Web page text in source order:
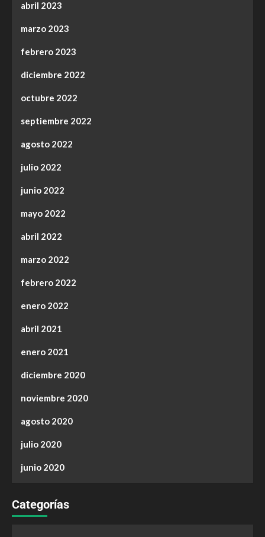
abril 2023
marzo 2023
febrero 2023
diciembre 2022
octubre 2022
septiembre 2022
agosto 2022
julio 2022
junio 2022
mayo 2022
abril 2022
marzo 2022
febrero 2022
enero 2022
abril 2021
enero 2021
diciembre 2020
noviembre 2020
agosto 2020
julio 2020
junio 2020
Categorías